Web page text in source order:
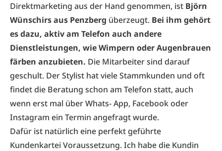
Direktmarketing aus der Hand genommen, ist Björn
Wünschirs aus Penzberg überzeugt. Bei ihm gehört
es dazu, aktiv am Telefon auch andere
Dienstleistungen, wie Wimpern oder Augenbrauen
färben anzubieten. Die Mitarbeiter sind darauf
geschult. Der Stylist hat viele Stammkunden und oft
findet die Beratung schon am Telefon statt, auch
wenn erst mal über Whats- App, Facebook oder
Instagram ein Termin angefragt wurde.
Dafür ist natürlich eine perfekt geführte
Kundenkartei Voraussetzung. Ich habe die Kundin